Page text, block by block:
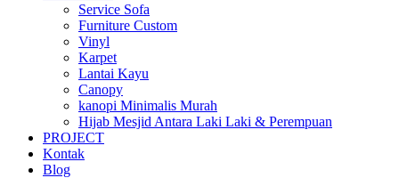
Service Sofa
Furniture Custom
Vinyl
Karpet
Lantai Kayu
Canopy
kanopi Minimalis Murah
Hijab Mesjid Antara Laki Laki & Perempuan
PROJECT
Kontak
Blog